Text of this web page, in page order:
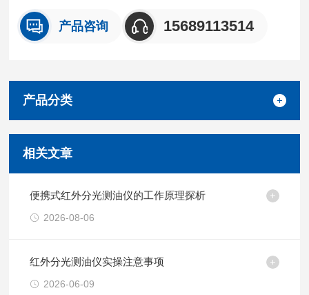
产品咨询 15689113514
产品分类
相关文章
便携式红外分光测油仪的工作原理探析
2026-08-06
红外分光测油仪实操注意事项
2026-06-09